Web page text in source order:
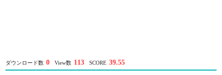
ダウンロード数 0 View数 113 SCORE 39.55